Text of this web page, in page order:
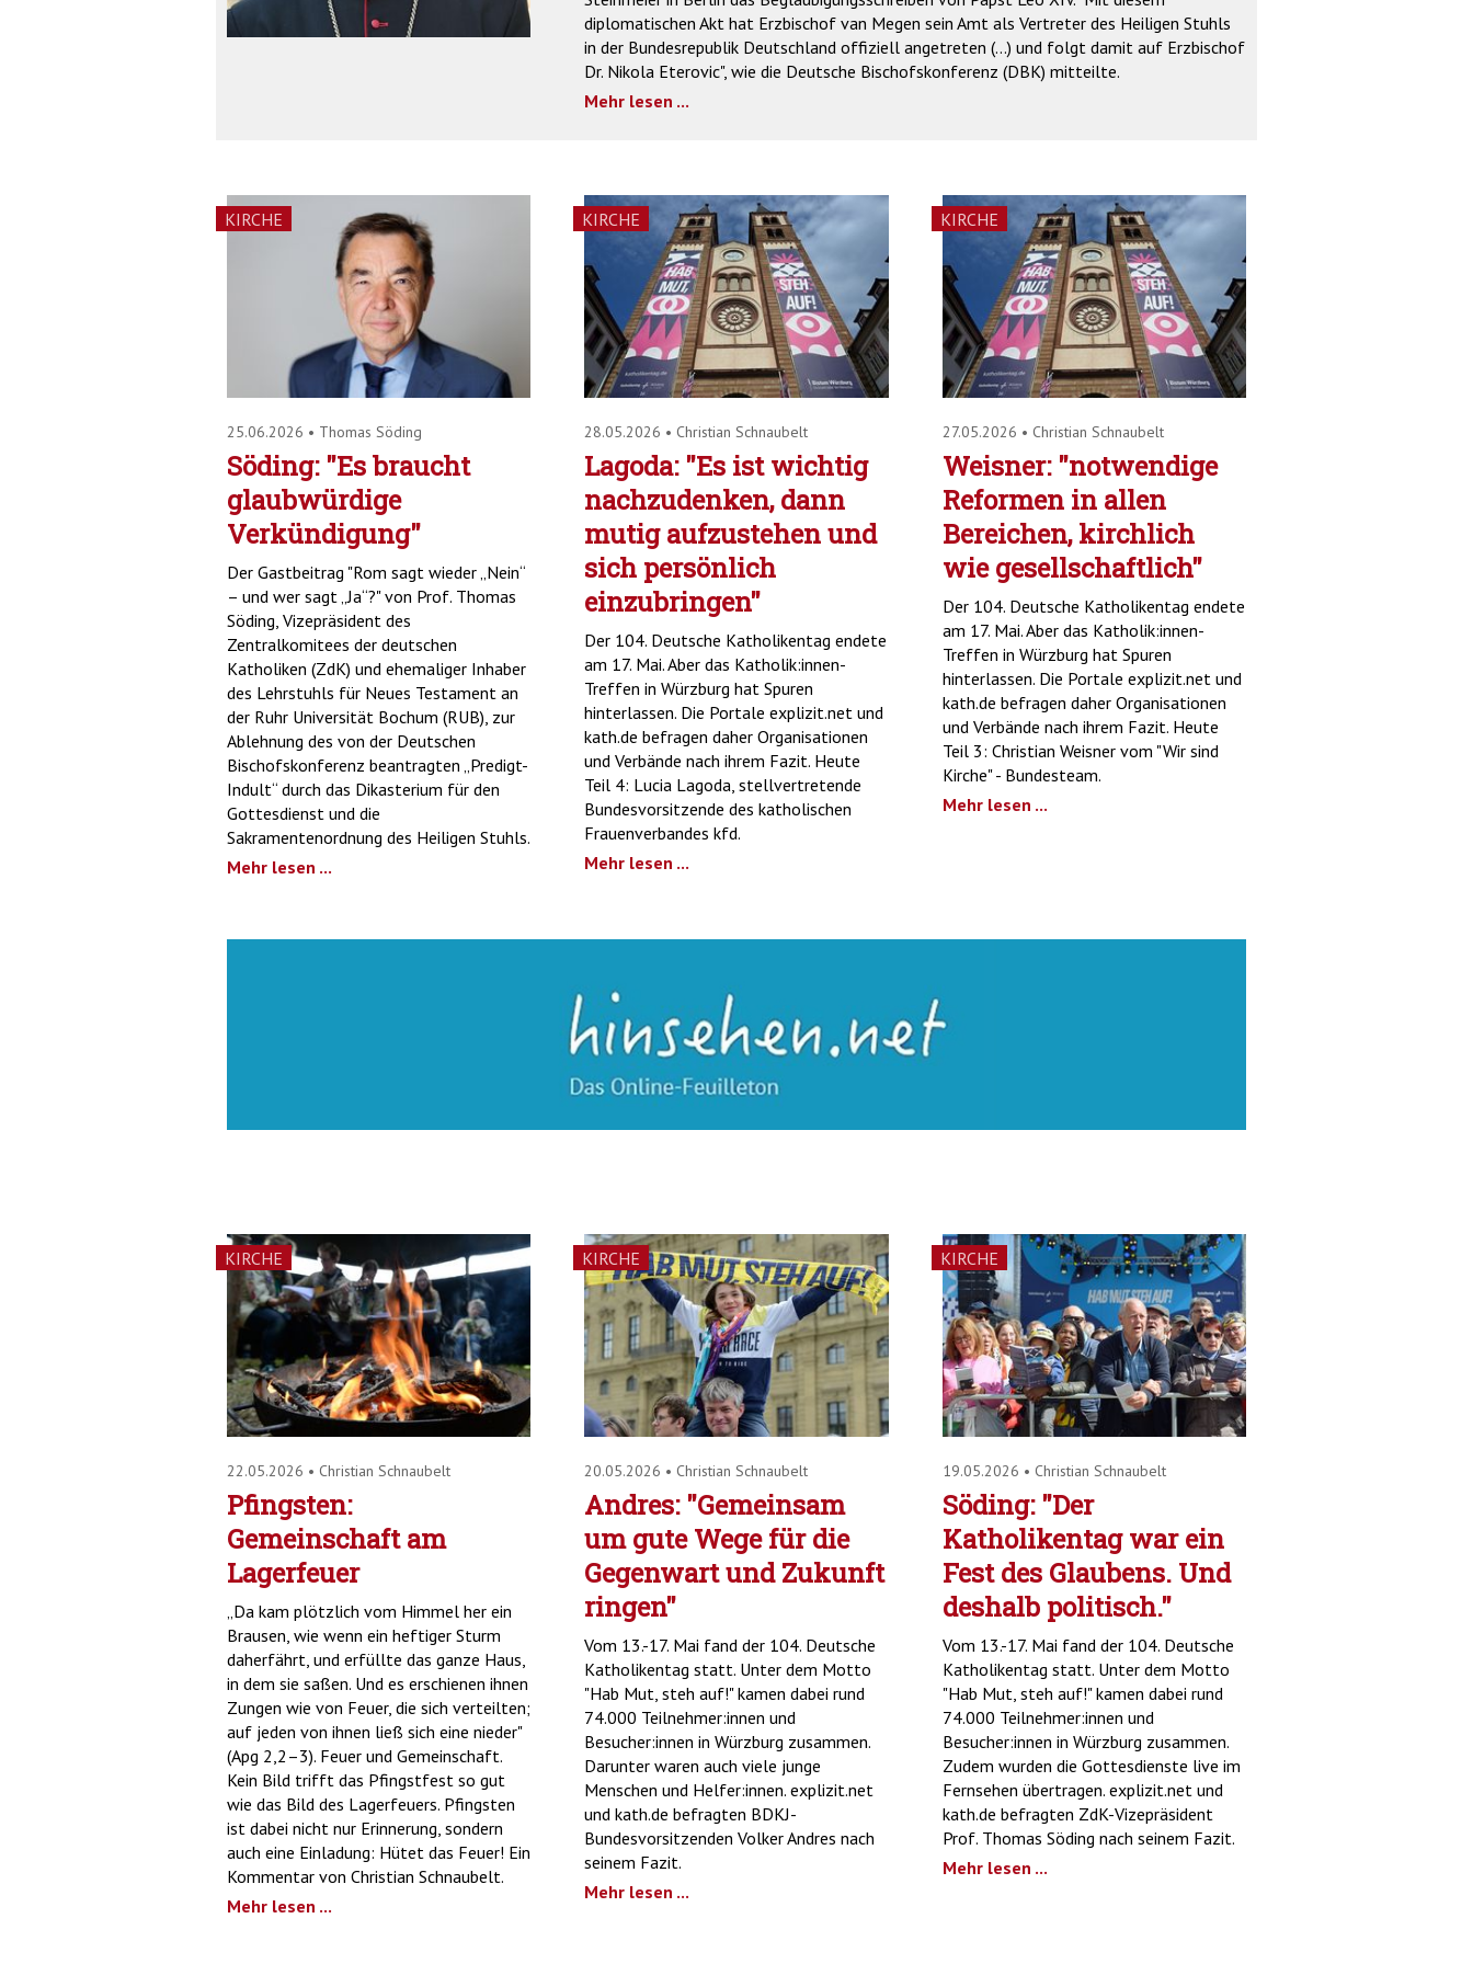
diplomatischen Akt hat Erzbischof van Megen sein Amt als Vertreter des Heiligen Stuhls
in der Bundesrepublik Deutschland offiziell angetreten (...) und folgt damit auf Erzbischof
Dr. Nikola Eterovic", wie die Deutsche Bischofskonferenz (DBK) mitteilte.
Mehr lesen ...
KIRCHE
25.06.2026 • Thomas Söding
Söding: "Es braucht
glaubwürdige
Verkündigung"
Der Gastbeitrag "Rom sagt wieder „Nein“
– und wer sagt „Ja“?" von Prof. Thomas
Söding, Vizepräsident des
Zentralkomitees der deutschen
Katholiken (ZdK) und ehemaliger Inhaber
des Lehrstuhls für Neues Testament an
der Ruhr Universität Bochum (RUB), zur
Ablehnung des von der Deutschen
Bischofskonferenz beantragten „Predigt-
Indult“ durch das Dikasterium für den
Gottesdienst und die
Sakramentenordnung des Heiligen Stuhls.
Mehr lesen ...
KIRCHE
28.05.2026 • Christian Schnaubelt
Lagoda: "Es ist wichtig
nachzudenken, dann
mutig aufzustehen und
sich persönlich
einzubringen"
Der 104. Deutsche Katholikentag endete
am 17. Mai. Aber das Katholik:innen-
Treffen in Würzburg hat Spuren
hinterlassen. Die Portale explizit.net und
kath.de befragen daher Organisationen
und Verbände nach ihrem Fazit. Heute
Teil 4: Lucia Lagoda, stellvertretende
Bundesvorsitzende des katholischen
Frauenverbandes kfd.
Mehr lesen ...
KIRCHE
27.05.2026 • Christian Schnaubelt
Weisner: "notwendige
Reformen in allen
Bereichen, kirchlich
wie gesellschaftlich"
Der 104. Deutsche Katholikentag endete
am 17. Mai. Aber das Katholik:innen-
Treffen in Würzburg hat Spuren
hinterlassen. Die Portale explizit.net und
kath.de befragen daher Organisationen
und Verbände nach ihrem Fazit. Heute
Teil 3: Christian Weisner vom "Wir sind
Kirche" - Bundesteam.
Mehr lesen ...
KIRCHE
22.05.2026 • Christian Schnaubelt
Pfingsten:
Gemeinschaft am
Lagerfeuer
„Da kam plötzlich vom Himmel her ein
Brausen, wie wenn ein heftiger Sturm
daherfährt, und erfüllte das ganze Haus,
in dem sie saßen. Und es erschienen ihnen
Zungen wie von Feuer, die sich verteilten;
auf jeden von ihnen ließ sich eine nieder"
(Apg 2,2–3). Feuer und Gemeinschaft.
Kein Bild trifft das Pfingstfest so gut
wie das Bild des Lagerfeuers. Pfingsten
ist dabei nicht nur Erinnerung, sondern
auch eine Einladung: Hütet das Feuer! Ein
Kommentar von Christian Schnaubelt.
Mehr lesen ...
KIRCHE
20.05.2026 • Christian Schnaubelt
Andres: "Gemeinsam
um gute Wege für die
Gegenwart und Zukunft
ringen"
Vom 13.-17. Mai fand der 104. Deutsche
Katholikentag statt. Unter dem Motto
"Hab Mut, steh auf!" kamen dabei rund
74.000 Teilnehmer:innen und
Besucher:innen in Würzburg zusammen.
Darunter waren auch viele junge
Menschen und Helfer:innen. explizit.net
und kath.de befragten BDKJ-
Bundesvorsitzenden Volker Andres nach
seinem Fazit.
Mehr lesen ...
KIRCHE
19.05.2026 • Christian Schnaubelt
Söding: "Der
Katholikentag war ein
Fest des Glaubens. Und
deshalb politisch."
Vom 13.-17. Mai fand der 104. Deutsche
Katholikentag statt. Unter dem Motto
"Hab Mut, steh auf!" kamen dabei rund
74.000 Teilnehmer:innen und
Besucher:innen in Würzburg zusammen.
Zudem wurden die Gottesdienste live im
Fernsehen übertragen. explizit.net und
kath.de befragten ZdK-Vizepräsident
Prof. Thomas Söding nach seinem Fazit.
Mehr lesen ...